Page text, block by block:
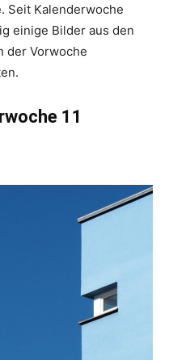
Seit Kalenderwoche
einige Bilder aus den
der Vorwoche
11